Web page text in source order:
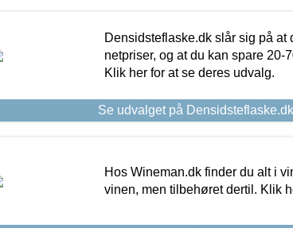
Densidsteflaske.dk slår sig på
netpriser, og at du kan spare 20-
Klik her for at se deres udvalg.
Se udvalget på Densidsteflaske.dk
Hos Wineman.dk finder du alt i
vinen, men tilbehøret dertil. Klik